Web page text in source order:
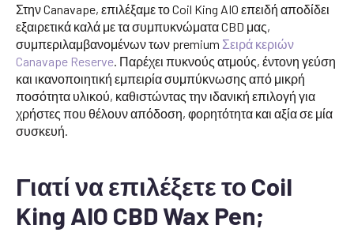
Στην Canavape, επιλέξαμε το Coil King AIO επειδή αποδίδει
εξαιρετικά καλά με τα συμπυκνώματα CBD μας,
συμπεριλαμβανομένων των premium Σειρά κεριών
Canavape Reserve . Παρέχει πυκνούς ατμούς, έντονη γεύση
και ικανοποιητική εμπειρία συμπύκνωσης από μικρή
ποσότητα υλικού, καθιστώντας την ιδανική επιλογή για
χρήστες που θέλουν απόδοση, φορητότητα και αξία σε μία
συσκευή.
Γιατί να επιλέξετε το Coil
King AIO CBD Wax Pen;